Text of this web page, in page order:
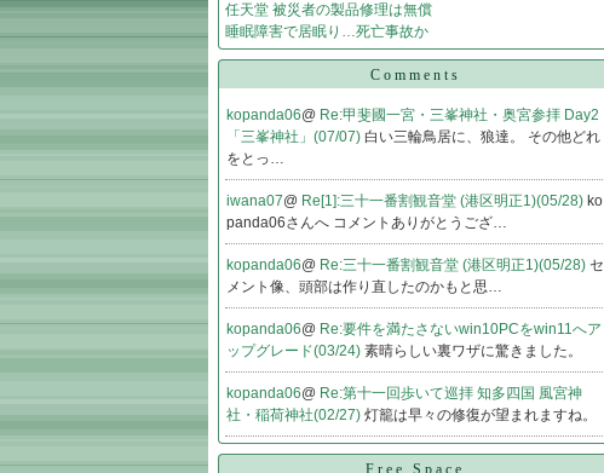
任天堂 被災者の製品修理は無償
睡眠障害で居眠り…死亡事故か
Comments
kopanda06@ Re:甲斐國一宮・三峯神社・奥宮参拝 Day2
「三峯神社」(07/07) 白い三輪鳥居に、狼達。 その他どれ
をとっ…
iwana07@ Re[1]:三十一番割観音堂 (港区明正1)(05/28) ko
panda06さんへ コメントありがとうござ…
kopanda06@ Re:三十一番割観音堂 (港区明正1)(05/28) セ
メント像、頭部は作り直したのかもと思…
kopanda06@ Re:要件を満たさないwin10PCをwin11へア
ップグレード(03/24) 素晴らしい裏ワザに驚きました。
kopanda06@ Re:第十一回歩いて巡拝 知多四国 風宮神
社・稲荷神社(02/27) 灯籠は早々の修復が望まれますね。
Free Space